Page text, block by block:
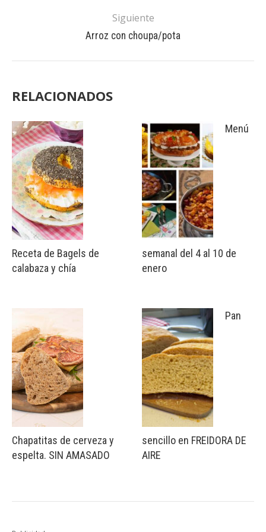
Siguiente
Arroz con choupa/pota
RELACIONADOS
Receta de Bagels de
calabaza y chía
Chapatitas de cerveza y
espelta. SIN AMASADO
Menú
semanal del 4 al 10 de
enero
Pan
sencillo en FREIDORA DE
AIRE